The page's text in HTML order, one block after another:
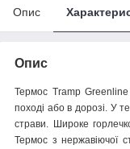
Опис
Опис
Термос Tramp
поході або в дорозі. У
страви. Широке
Термос з нержавіючої